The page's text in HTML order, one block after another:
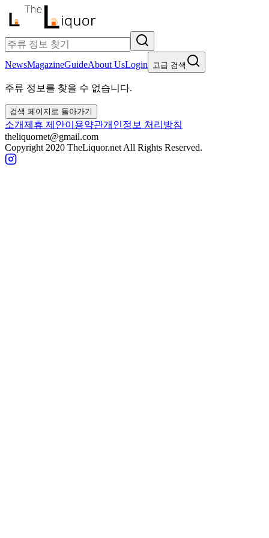
NewsMagazineGuideAbout UsLogin 고급 검색
주류 정보를 찾을 수 없습니다.
검색 페이지로 돌아가기
소개제휴 제안이용약관개인정보 처리방침
theliquornet@gmail.com
Copyright 2020 TheLiquor.net All Rights Reserved.